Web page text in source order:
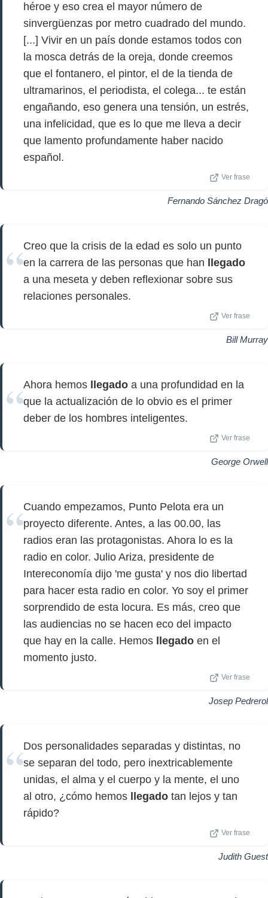
héroe y eso crea el mayor número de
sinvergüenzas por metro cuadrado del mundo.
[...] Vivir en un país donde estamos todos con
la mosca detrás de la oreja, donde creemos
que el fontanero, el pintor, el de la tienda de
ultramarinos, el periodista, el colega... te están
engañando, eso genera una tensión, un estrés,
una infelicidad, que es lo que me lleva a decir
que lamento profundamente haber nacido
español.
Ver frase
Fernando Sánchez Dragó
Creo que la crisis de la edad es solo un punto
en la carrera de las personas que han
llegado
a una meseta y deben reflexionar sobre sus
relaciones personales.
Ver frase
Bill Murray
Ahora hemos llegado a una profundidad en la
que la actualización de lo obvio es el primer
deber de los hombres inteligentes.
Ver frase
George Orwell
Cuando empezamos, Punto Pelota era un
proyecto diferente. Antes, a las 00.00, las
radios eran las protagonistas. Ahora lo es la
radio en color. Julio Ariza, presidente de
Intereconomía dijo 'me gusta' y nos dio libertad
para hacer esta radio en color. Yo soy el primer
sorprendido de esta locura. Es más, creo que
las audiencias no se hacen eco del impacto
que hay en la calle. Hemos
llegado en el
momento justo.
Ver frase
Josep Pedrerol
Dos personalidades separadas y distintas, no
se separan del todo, pero inextricablemente
unidas, el alma y el cuerpo y la mente, el uno
al otro, ¿cómo hemos
llegado tan lejos y tan
rápido?
Ver frase
Judith Guest